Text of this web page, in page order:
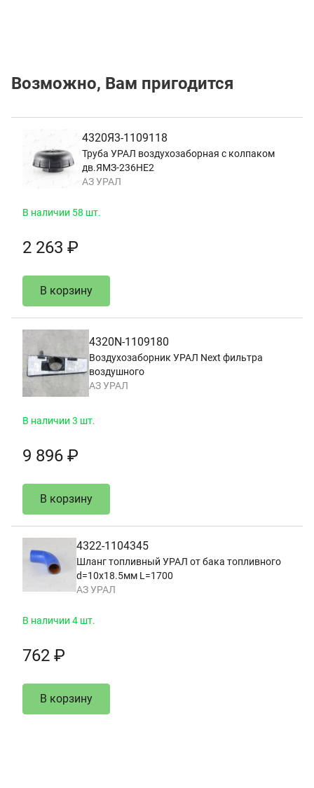
Возможно, Вам пригодится
4320Я3-1109118
Труба УРАЛ воздухозаборная с колпаком
дв.ЯМЗ-236НЕ2
АЗ УРАЛ
В наличии 58 шт.
2 263 ₽
В корзину
4320N-1109180
Воздухозаборник УРАЛ Next фильтра
воздушного
АЗ УРАЛ
В наличии 3 шт.
9 896 ₽
В корзину
4322-1104345
Шланг топливный УРАЛ от бака топливного
d=10х18.5мм L=1700
АЗ УРАЛ
В наличии 4 шт.
762 ₽
В корзину